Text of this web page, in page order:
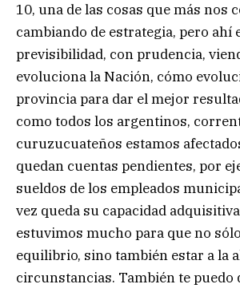
10, una de las cosas que más nos
cambiando de estrategia, pero ahí
previsibilidad, con prudencia,
evoluciona la Nación, cómo
provincia para dar el mejor
como todos los argentinos,
curuzucuateños estamos
quedan cuentas pendientes, por
sueldos de los empleados
vez queda su capacidad
estuvimos mucho para que no
equilibrio, sino también estar a la
circunstancias. También te puedo